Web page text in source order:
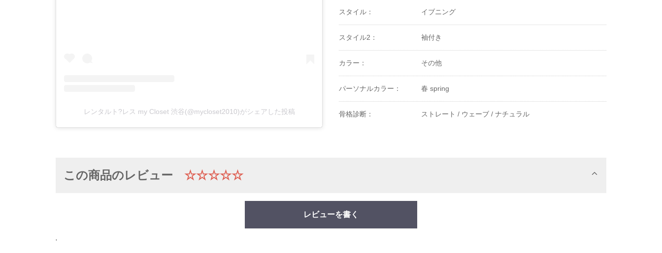
レンタルト?レス my Closet 渋谷(@mycloset2010)がシェアした投稿
スタイル： イブニング
スタイル2： 袖付き
カラー： その他
パーソナルカラー： 春 spring
骨格診断： ストレート / ウェーブ / ナチュラル
この商品のレビュー ☆☆☆☆☆
レビューを書く
'